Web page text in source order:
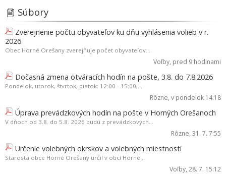
Súbory
Zverejnenie počtu obyvateľov ku dňu vyhlásenia volieb v r.
2026
Obec Horné Orešany zverejňuje počet obyvateľov...
Voľby, pred 9 hodinami
Dočasná zmena otváracích hodín na pošte, 3.8. do 7.8.2026
Pondelok, utorok, štvrtok, piatok: 12:00 - 15:00,...
Rôzne, v pondelok 14:18
Úprava prevádzkových hodín na pošte v Horných Orešanoch
V dňoch od 3.8. do 5.8. 2026 budú z prevádzkových...
Rôzne, 31. 7. 7:55
Určenie volebných okrskov a volebných miestností
Starosta obce Horné Orešany určil v obci Horné...
Voľby, 28. 7. 15:12